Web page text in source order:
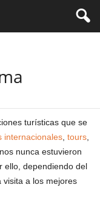
turísticas que se
internacionales tours
nunca estuvieron
ello, dependiendo del
a los mejores